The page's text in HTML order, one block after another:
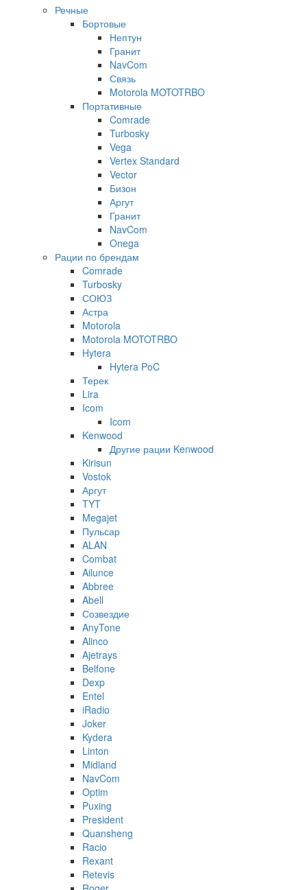
Речные
Бортовые
Нептун
Гранит
NavCom
Связь
Motorola MOTOTRBO
Портативные
Comrade
Turbosky
Vega
Vertex Standard
Vector
Бизон
Аргут
Гранит
NavCom
Onega
Рации по брендам
Comrade
Turbosky
СОЮЗ
Астра
Motorola
Motorola MOTOTRBO
Hytera
Hytera PoC
Терек
Lira
Icom
Icom
Kenwood
Другие рации Kenwood
Kirisun
Vostok
Аргут
TYT
Megajet
Пульсар
ALAN
Combat
Ailunce
Abbree
Abell
Созвездие
AnyTone
Alinco
Ajetrays
Belfone
Dexp
Entel
iRadio
Joker
Kydera
Linton
Midland
NavCom
Optim
Puxing
President
Quansheng
Racio
Rexant
Retevis